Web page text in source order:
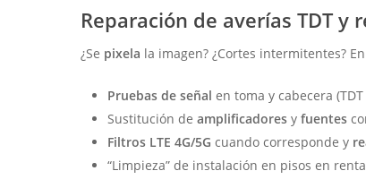
Reparación de averías TDT y
¿Se pixela la imagen? ¿Cortes intermitentes?
Pruebas de señal en toma y cabecera (TDT
Sustitución deamplificadores yfuentes
Filtros LTE 4G/5G cuando corresponde y
“Limpieza” de instalación en pisos en